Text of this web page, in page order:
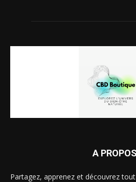
A PROPOS
Partagez, apprenez et découvrez